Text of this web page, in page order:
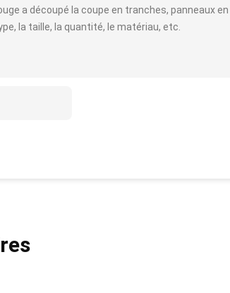
a découpé la coupe en tranches, panneaux
la taille, la quantité, le matériau, etc.